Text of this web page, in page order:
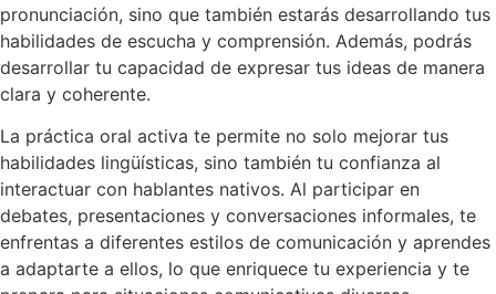
pronunciación, sino que también estarás desarrollando tus
habilidades de escucha y comprensión. Además, podrás
desarrollar tu capacidad de expresar tus ideas de manera
clara y coherente.
La práctica oral activa te permite no solo mejorar tus
habilidades lingüísticas, sino también tu confianza al
interactuar con hablantes nativos. Al participar en
debates, presentaciones y conversaciones informales, te
enfrentas a diferentes estilos de comunicación y aprendes
a adaptarte a ellos, lo que enriquece tu experiencia y te